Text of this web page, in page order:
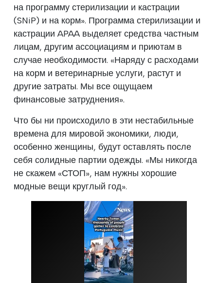
на программу стерилизации и кастрации
(SNiP) и на корм». Программа стерилизации и
кастрации APAA выделяет средства частным
лицам, другим ассоциациям и приютам в
случае необходимости. «Наряду с расходами
на корм и ветеринарные услуги, растут и
другие затраты. Мы все ощущаем
финансовые затруднения».
Что бы ни происходило в эти нестабильные
времена для мировой экономики, люди,
особенно женщины, будут оставлять после
себя солидные партии одежды. «Мы никогда
не скажем «СТОП», нам нужны хорошие
модные вещи круглый год».